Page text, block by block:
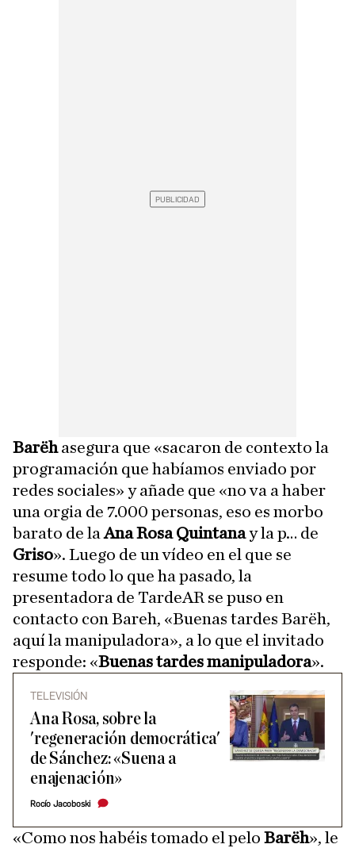
Barëhasegura que «sacaron de contexto la
programación que habíamos enviado por
redes sociales» y añade que «no va a haber
una orgia de 7.000 personas, eso es morbo
barato de laAna Rosa Quintanay la p… de
Griso». Luego de un vídeo en el que se
resume todo lo que ha pasado, la
presentadora de TardeAR se puso en
contacto con Bareh, «Buenas tardes Barëh,
aquí la manipuladora», a lo que el invitado
responde: «Buenas tardes manipuladora».
TELEVISIÓN
Ana Rosa, sobre la
'regeneración democrática'
de Sánchez: «Suena a
enajenación»
Rocío Jacoboski
«Como nos habéis tomado el pelo Barëh», le